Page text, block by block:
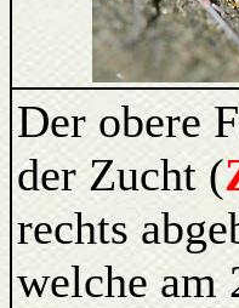
Der obere
der Zucht (
rechts
welche am